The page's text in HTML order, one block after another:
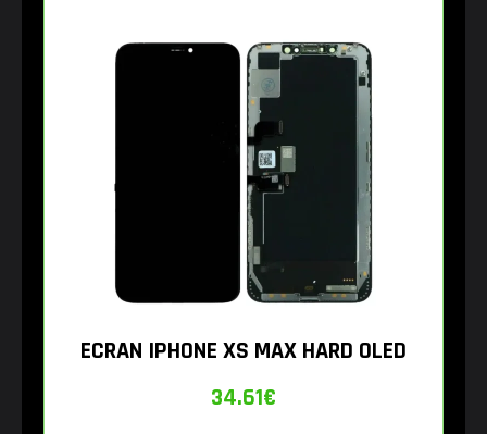
ECRAN IPHONE XS MAX HARD OLED
34.61€